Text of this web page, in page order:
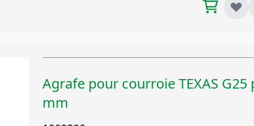
Agrafe pour courroie TEXAS
mm